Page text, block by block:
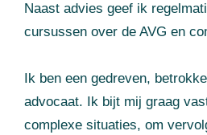
Naast advies geef ik
cursussen over de AVG en
Ik ben een gedreven,
advocaat. Ik bijt mij graag
complexe situaties, om